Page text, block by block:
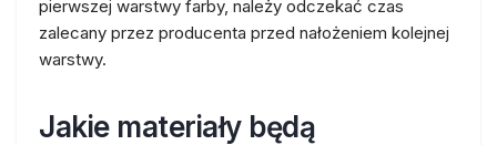
pierwszej warstwy farby, należy odczekać czas
zalecany przez producenta przed nałożeniem kolejnej
warstwy.
Jakie materiały będą